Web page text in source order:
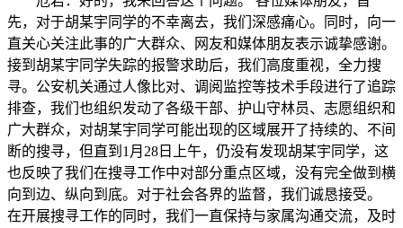
先，对于胡某宇同学的不幸离去，我们深感痛心。同时，向一
直关心关注此事的广大群众、网友和媒体朋友表示诚挚感谢。
接到胡某宇同学失踪的报警求助后，我们高度重视，全力搜
寻。公安机关通过人像比对、调阅监控等技术手段进行了追踪
排查，我们也组织发动了各级干部、护山守林员、志愿组织和
广大群众，对胡某宇同学可能出现的区域展开了持续的、不间
断的搜寻，但直到1月28日上午，仍没有发现胡某宇同学，这
也反映了我们在搜寻工作中对部分重点区域，没有完全做到横
向到边、纵向到底。对于社会各界的监督，我们诚恳接受。
在开展搜寻工作的同时，我们一直保持与家属沟通交流，及时